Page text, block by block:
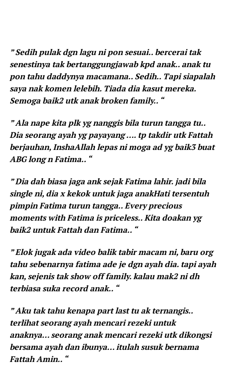
” Sedih pulak dgn lagu ni pon sesuai.. bercerai tak
senestinya tak bertanggungjawab kpd anak.. anak tu
pon tahu daddynya macamana.. Sedih.. Tapi siapalah
saya nak komen lelebih. Tiada dia kasut mereka.
Semoga baik2 utk anak broken family.. “
” Ala nape kita plk yg nanggis bila turun tangga tu..
Dia seorang ayah yg payayang …. tp takdir utk Fattah
berjauhan, InshaAllah lepas ni moga ad yg baik3 buat
ABG long n Fatima.. “
” Dia dah biasa jaga ank sejak Fatima lahir. jadi bila
single ni, dia x kekok untuk jaga anakHati tersentuh
pimpin Fatima turun tangga.. Every precious
moments with Fatima is priceless.. Kita doakan yg
baik2 untuk Fattah dan Fatima.. “
” Elok jugak ada video balik tabir macam ni, baru org
tahu sebenarnya fatima ade je dgn ayah dia. tapi ayah
kan, sejenis tak show off family. kalau mak2 ni dh
terbiasa suka record anak.. “
” Aku tak tahu kenapa part last tu ak ternangis..
terlihat seorang ayah mencari rezeki untuk
anaknya… seorang anak mencari rezeki utk dikongsi
bersama ayah dan ibunya… itulah susuk bernama
Fattah Amin.. “